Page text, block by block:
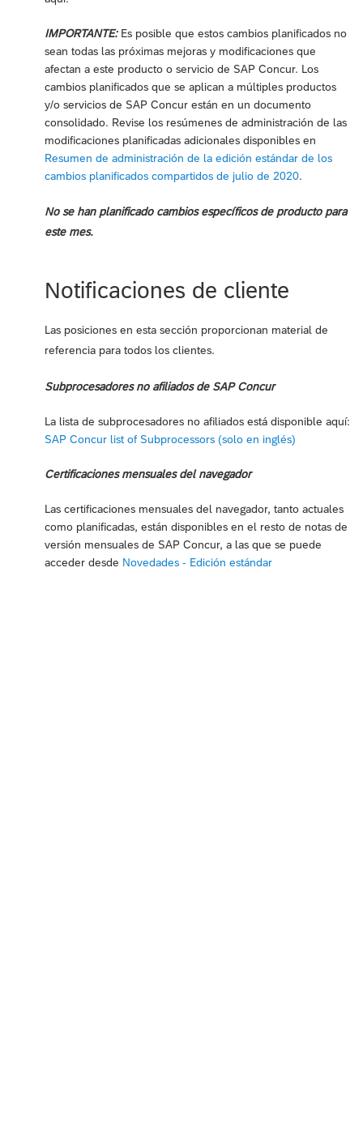
IMPORTANTE:Es posible que estos cambios planificados no
sean todas las próximas mejoras y modificaciones que
afectan a este producto o servicio de SAP Concur. Los
cambios planificados que se aplican a múltiples productos
y/o servicios de SAP Concur están en un documento
consolidado. Revise los resúmenes de administración de las
modificaciones planificadas adicionales disponibles en
Resumen de administración de la edición estándar de los
cambios planificados compartidos de julio de 2020.
No se han planificado cambios específicos de producto para
este mes.
Notificaciones de cliente
Las posiciones en esta sección proporcionan material de
referencia para todos los clientes.
Subprocesadores no afiliados de SAP Concur
La lista de subprocesadores no afiliados está disponible aquí:
SAP Concur list of Subprocessors (solo en inglés)
Certificaciones mensuales del navegador
Las certificaciones mensuales del navegador, tanto actuales
como planificadas, están disponibles en el resto de notas de
versión mensuales de SAP Concur, a las que se puede
acceder desde Novedades - Edición estándar